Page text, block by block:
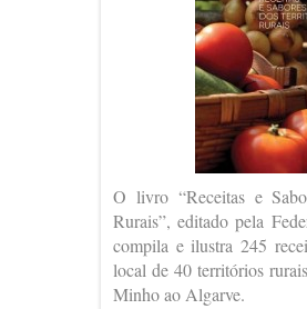
O livro “Receitas e
Rurais”, editado pela
compila e ilustra 245
local de 40 territórios
Minho ao Algarve.